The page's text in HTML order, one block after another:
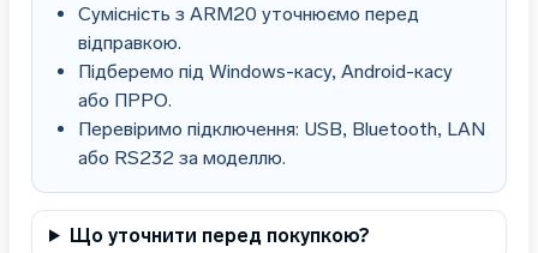
Сумісність з ARM20 уточнюємо перед
відправкою.
Підберемо під Windows-касу, Android-касу
або ПРРО.
Перевіримо підключення: USB, Bluetooth, LAN
або RS232 за моделлю.
Що уточнити перед покупкою?